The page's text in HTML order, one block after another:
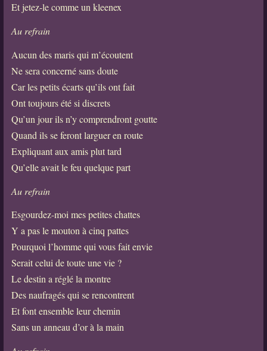
Et jetez-le comme un kleenex
Au refrain
Aucun des maris qui m’écoutent
Ne sera concerné sans doute
Car les petits écarts qu’ils ont fait
Ont toujours été si discrets
Qu’un jour ils n’y comprendront goutte
Quand ils se feront larguer en route
Expliquant aux amis plut tard
Qu’elle avait le feu quelque part
Au refrain
Esgourdez-moi mes petites chattes
Y a pas le mouton à cinq pattes
Pourquoi l’homme qui vous fait envie
Serait celui de toute une vie ?
Le destin a réglé la montre
Des naufragés qui se rencontrent
Et font ensemble leur chemin
Sans un anneau d’or à la main